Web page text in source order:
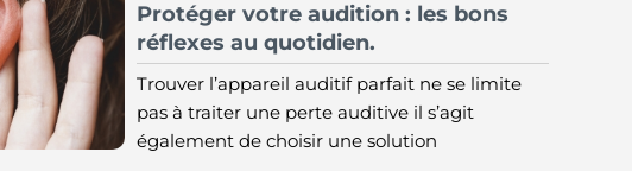
Protéger votre audition : les bons
réflexes au quotidien.
Trouver l’appareil auditif parfait ne se limite
pas à traiter une perte auditive il s’agit
également de choisir une solution